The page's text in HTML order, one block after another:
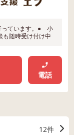
っています。● 小
随時受け付け中
電話
12件